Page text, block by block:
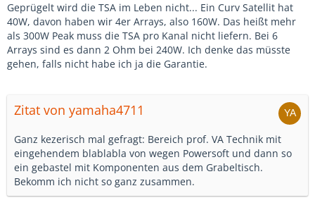
Geprügelt wird die TSA im Leben nicht... Ein Curv Satellit hat
40W, davon haben wir 4er Arrays, also 160W. Das heißt mehr
als 300W Peak muss die TSA pro Kanal nicht liefern. Bei 6
Arrays sind es dann 2 Ohm bei 240W. Ich denke das müsste
gehen, falls nicht habe ich ja die Garantie.
Zitat von yamaha4711
Ganz kezerisch mal gefragt: Bereich prof. VA Technik mit
eingehendem blablabla von wegen Powersoft und dann so
ein gebastel mit Komponenten aus dem Grabeltisch.
Bekomm ich nicht so ganz zusammen.